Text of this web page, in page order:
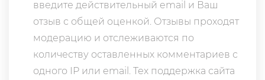
введите действительный email и Ваш
отзыв с общей оценкой. Отзывы проходят
модерацию и отслеживаются по
количеству оставленных комментариев с
одного IP или email. Тех поддержка сайта